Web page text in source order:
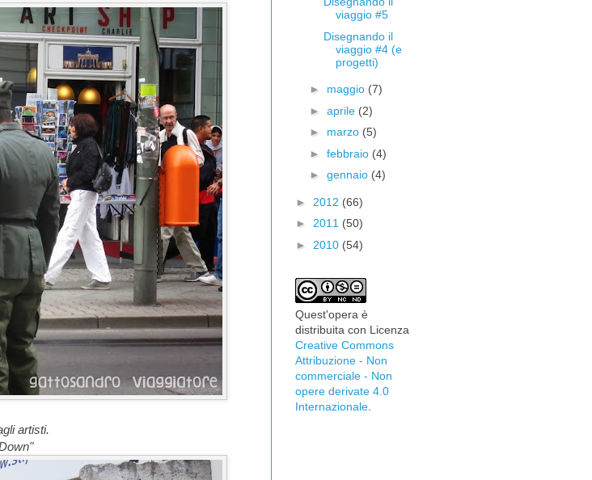
artisti.
viaggio #5
Disegnando il
viaggio #4 (e
progetti)
► maggio (7)
► aprile (2)
► marzo (5)
► febbraio (4)
► gennaio (4)
► 2012 (66)
► 2011 (50)
► 2010 (54)
Quest'opera è
distribuita con Licenza
Creative Commons
Attribuzione - Non
commerciale - Non
opere derivate 4.0
Internazionale